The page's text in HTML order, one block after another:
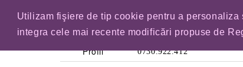
Utilizam fişiere de tip cookie pentru a
integra cele mai recente modificări propuse de
IN CURAND
Profil 0730.922.412